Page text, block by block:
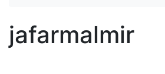
jafarmalmir